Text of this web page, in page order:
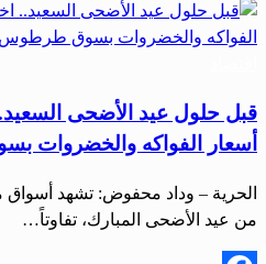
قبل حلول عيد الأضحى
أسعار الفواكه والخضروات
الحرية – وداد محفوض: تشهد
من عيد الأضحى المبارك، تفاوتاً…